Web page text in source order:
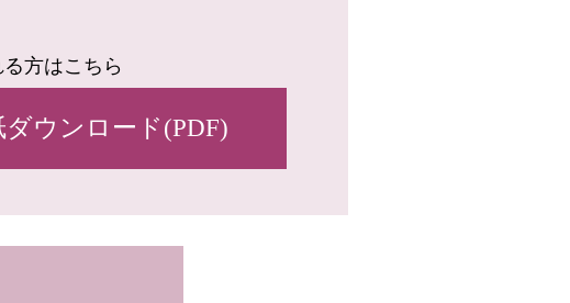
方はこちら
ダウンロード(PDF)